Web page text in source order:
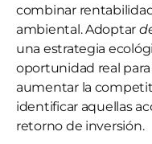
combinar
ambiental. Adoptar
una estrategia
oportunidad real
aumentar la
identificar aquellas
retorno de inversión.